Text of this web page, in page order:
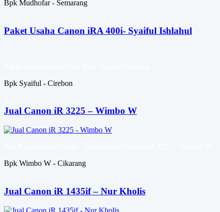
Bpk Mudhofar - Semarang
Paket Usaha Canon iRA 400i- Syaiful Ishlahul
Bpk Syaiful - Cirebon
Jual Canon iR 3225 – Wimbo W
Bpk Wimbo W - Cikarang
Jual Canon iR 1435if – Nur Kholis